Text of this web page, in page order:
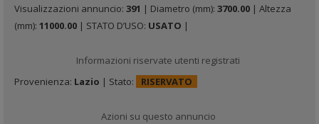
Visualizzazioni annuncio: 391 | Diametro (mm): 3700.00 | Altezza
(mm): 11000.00 | STATO D’USO: USATO |
Informazioni riservate utenti registrati
Provenienza: Lazio | Stato: RISERVATO
Azioni su questo annuncio